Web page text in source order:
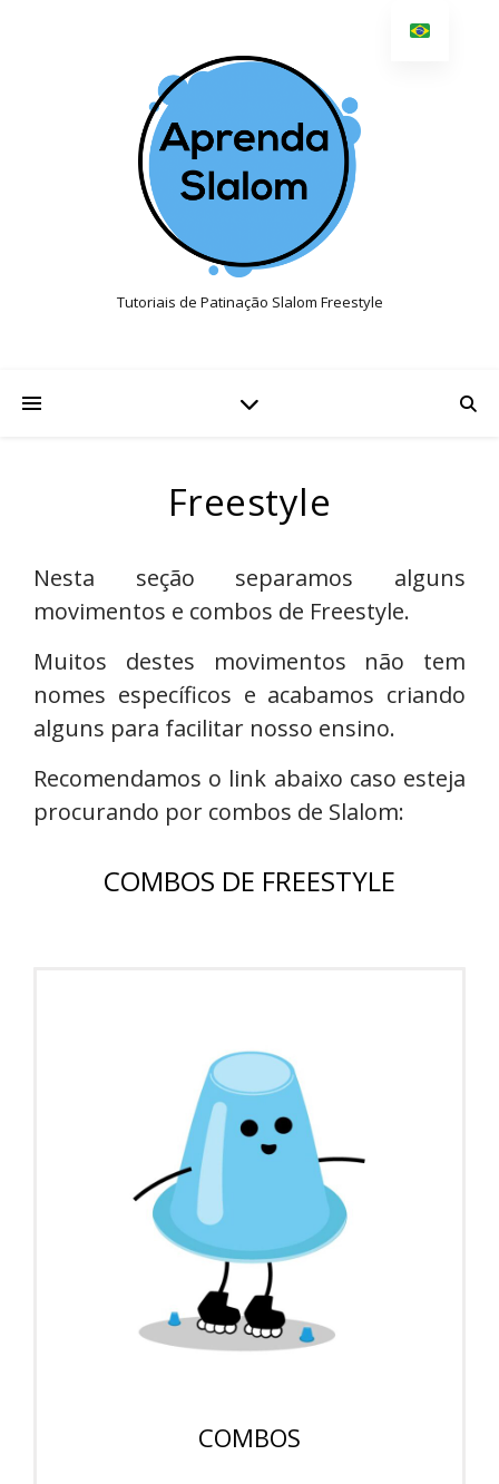
Tutoriais de Patinação Slalom Freestyle
Freestyle
Nesta seção separamos alguns
movimentos e combos de Freestyle.
Muitos destes movimentos não tem
nomes específicos e acabamos criando
alguns para facilitar nosso ensino.
Recomendamos o link abaixo caso esteja
procurando por combos de Slalom:
COMBOS DE FREESTYLE
COMBOS